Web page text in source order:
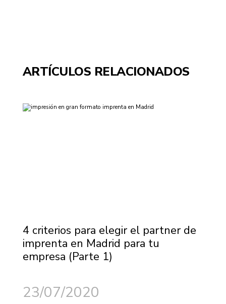
ARTÍCULOS RELACIONADOS
4 criterios para elegir el partner de
imprenta en Madrid para tu
empresa (Parte 1)
23/07/2020